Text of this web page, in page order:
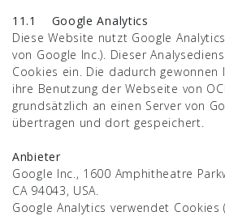
11.1 Google Analytics
Diese Website nutzt Google
von Google Inc.). Dieser
Cookies ein. Die dadurch
ihre Benutzung der Webseite von
grundsätzlich an einen Server von
übertragen und dort gespeichert.
Anbieter
Google Inc., 1600 Amphitheatre
CA 94043, USA.
Google Analytics verwendet Cookies